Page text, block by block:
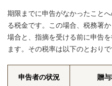
期限までに申告がなかったこと
る税金です。この場合、税務署
場合と、指摘を受ける前に申告
ます。その税率は以下のとおりで
申告者の状況 贈